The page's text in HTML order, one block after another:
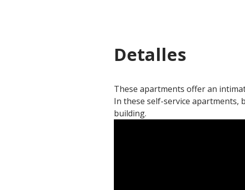
Detalles
These apartments offer an
In these self-service
building.